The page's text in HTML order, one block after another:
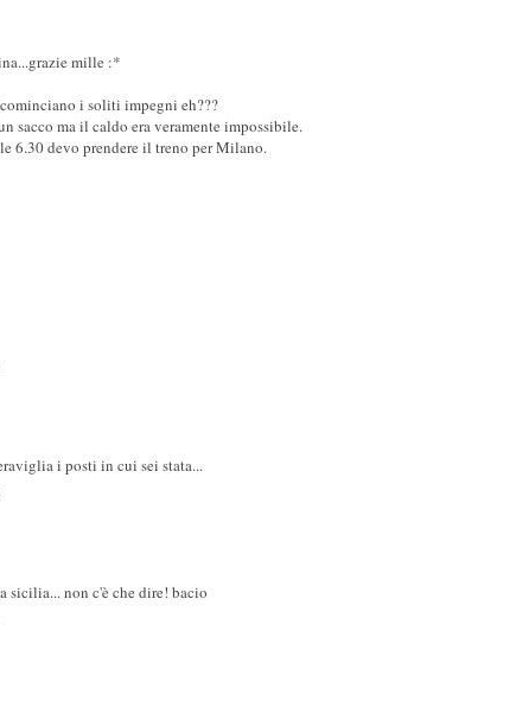
mille :*
i soliti impegni eh???
sacco ma il caldo era veramente impossibile.
6.30 devo prendere il treno per Milano.
i posti in cui sei stata...
sicilia... non c'è che dire! bacio